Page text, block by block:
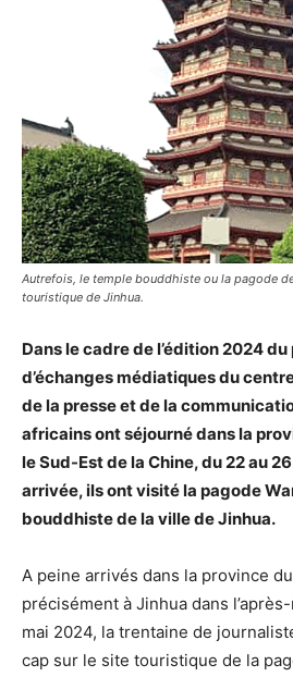
Autrefois, le temple bouddhiste ou la pagode
touristique de Jinhua.
Dans le cadre de l’édition 2024
d’échanges médiatiques du
de la presse et de la
africains ont séjourné dans la
le Sud-Est de la Chine, du 22 au
arrivée, ils ont visité la pagode
bouddhiste de la ville de Jinhua.
A peine arrivés dans la province
précisément à Jinhua dans
mai 2024, la trentaine de
cap sur le site touristique de la